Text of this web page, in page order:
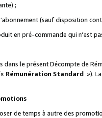
;
(sauf disposition
en pré-commande qui n’est
dans le présent Décompte de
Rémunération Standard »).
de temps à autre des